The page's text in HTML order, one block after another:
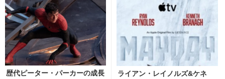
歴代ピーター・パーカーの成長
ライアン・レイノルズ&ケネ